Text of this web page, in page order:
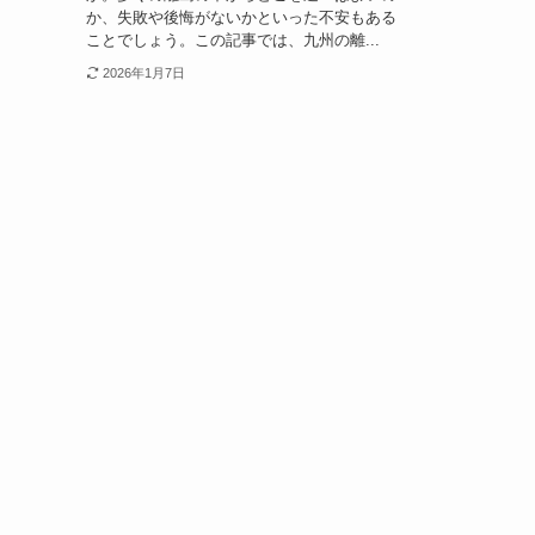
か、失敗や後悔がないかといった不安もある
ことでしょう。この記事では、九州の離...
2026年1月7日